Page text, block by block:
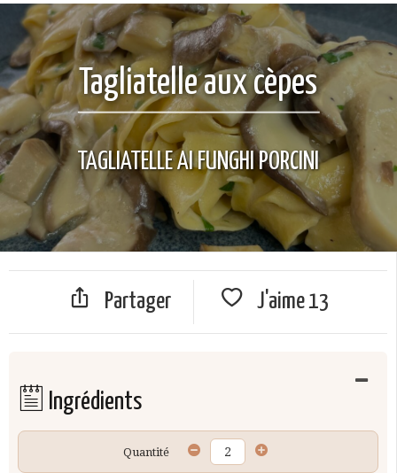
Tagliatelle aux cèpes
TAGLIATELLE AI FUNGHI PORCINI
Partager J'aime13
Ingrédients
Quantité